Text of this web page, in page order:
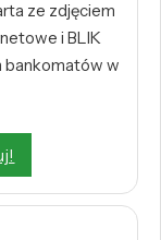
ze zdjęciem
i BLIK
bankomatów w